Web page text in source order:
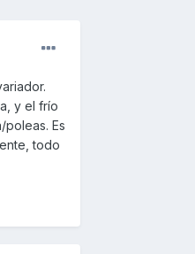
y el frío
Es
todo